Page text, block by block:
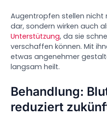
Augentropfen stellen nicht
dar, sondern wirken auch
Unterstützung, da sie
verschaffen können. Mit
etwas angenehmer
langsam heilt.
Behandlung:
reduziert